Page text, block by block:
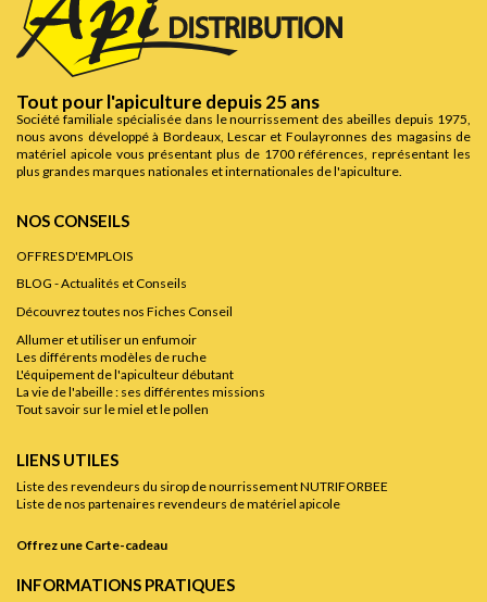
Tout pour l'apiculture depuis 25 ans
Société familiale spécialisée dans le nourrissement des abeilles depuis 1975,
nous avons développé à Bordeaux, Lescar et Foulayronnes des magasins de
matériel apicole vous présentant plus de 1700 références, représentant les
plus grandes marques nationales et internationales de l'apiculture.
NOS CONSEILS
OFFRES D'EMPLOIS
BLOG - Actualités et Conseils
Découvrez toutes nos Fiches Conseil
Allumer et utiliser un enfumoir
Les différents modèles de ruche
L'équipement de l'apiculteur débutant
La vie de l'abeille : ses différentes missions
Tout savoir sur le miel et le pollen
LIENS UTILES
Liste des revendeurs du sirop de nourrissement NUTRIFORBEE
Liste de nos partenaires revendeurs de matériel apicole
Offrez une Carte-cadeau
INFORMATIONS PRATIQUES